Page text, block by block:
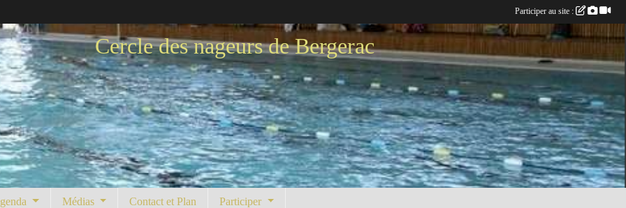
Cercle des nageurs de Bergerac
Médias Contact et Plan Participer
Participer au site :